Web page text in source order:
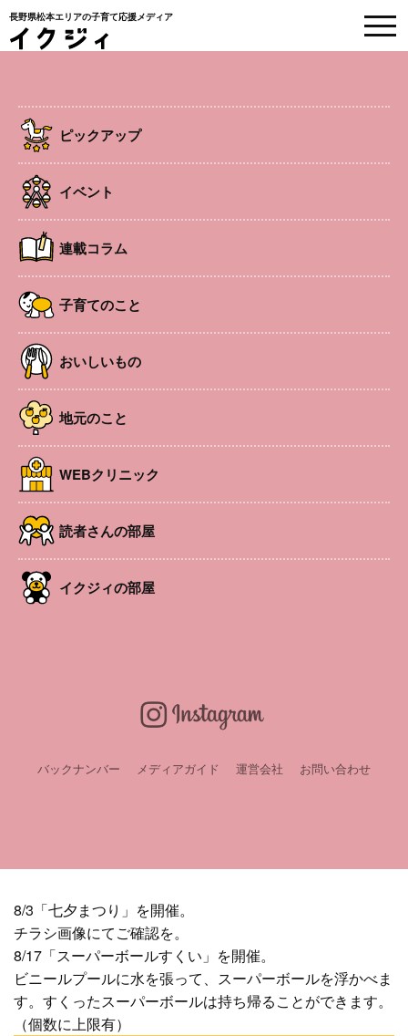
長野県松本エリアの子育て応援メディア
ピックアップ
イベント
連載コラム
子育てのこと
おいしいもの
地元のこと
WEBクリニック
読者さんの部屋
イクジィの部屋
バックナンバー メディアガイド 運営会社 お問い合わせ
EVENT
HOME
新村・今井エリア イベント
七夕まつり／スーパーボールすくい
8/3「七夕まつり」を開催。
チラシ画像にてご確認を。
8/17「スーパーボールすくい」を開催。
ビニールプールに水を張って、スーパーボールを浮かべま
す。すくったスーパーボールは持ち帰ることができます。
（個数に上限有）